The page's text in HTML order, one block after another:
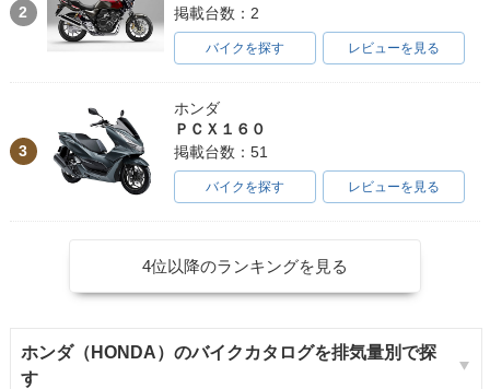
2
掲載台数：2
バイクを探す レビューを見る
3
ホンダ
ＰＣＸ１６０
掲載台数：51
バイクを探す レビューを見る
4位以降のランキングを見る
ホンダ（HONDA）のバイクカタログを排気量別で探
す